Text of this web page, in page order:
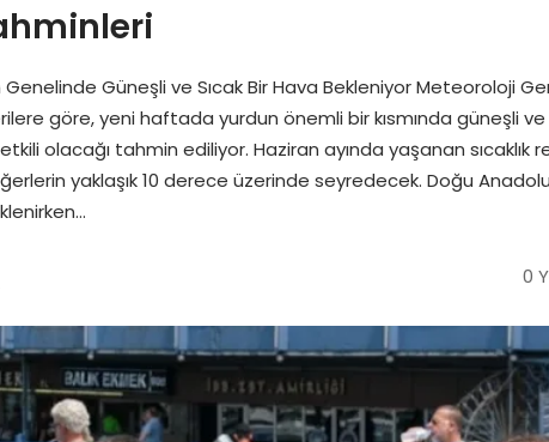
Güneşli ve Sıcak Bir Hava Bekleniyor Meteoroloji
göre, yeni haftada yurdun önemli bir kısmında güneşli
etkili olacağı tahmin ediliyor. Haziran ayında yaşanan sıcaklık
yaklaşık 10 derece üzerinde seyredecek. Doğu
0